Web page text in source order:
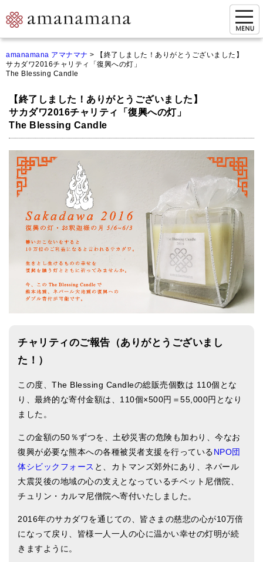
マイページ
ご来店予約（実店舗）
ご来店&購入
シンギングボウル講座
倍音呼吸法レッスン
オンラインショップ
カートを見る
商品一覧
アマナマナのシンギングボウル
●マンダラ彫（黒・渋金）
人気の3点セット
お得なアマナマナ・セット
スティック・マレット・リング（台座）
アマナマナのティンシャ
●プレミアム・ティンシャ（L・M）
●ベーシック・ティンシャ（4種）
ティンシャケース
amanamana アマナマナ >
【終了しました！ありがとうございました】
サカダワ2016チャリティ「復興への灯」
The Blessing Candle
【終了しました！ありがとうございました】
サカダワ2016チャリティ「復興への灯」
The Blessing Candle
チャリティのご報告（ありがとうございまし
た！）
この度、The Blessing Candleの総販売個数は 110個とな
り、最終的な寄付金額は、110個×500円＝55,000円となり
ました。
この金額の50％ずつを、土砂災害の危険も加わり、今なお
復興が必要な熊本への各種被災者支援を行っているNPO団
体シビックフォース と、カトマンズ郊外にあり、ネパール
大震災後の地域の心の支えとなっているチベット尼僧院、
チュリン・カルマ尼僧院へ寄付いたしました。
2016年のサカダワを通じての、皆さまの慈悲の心が10万倍
になって戻り、皆様一人一人の心に温かい幸せの灯明が続
きますように。